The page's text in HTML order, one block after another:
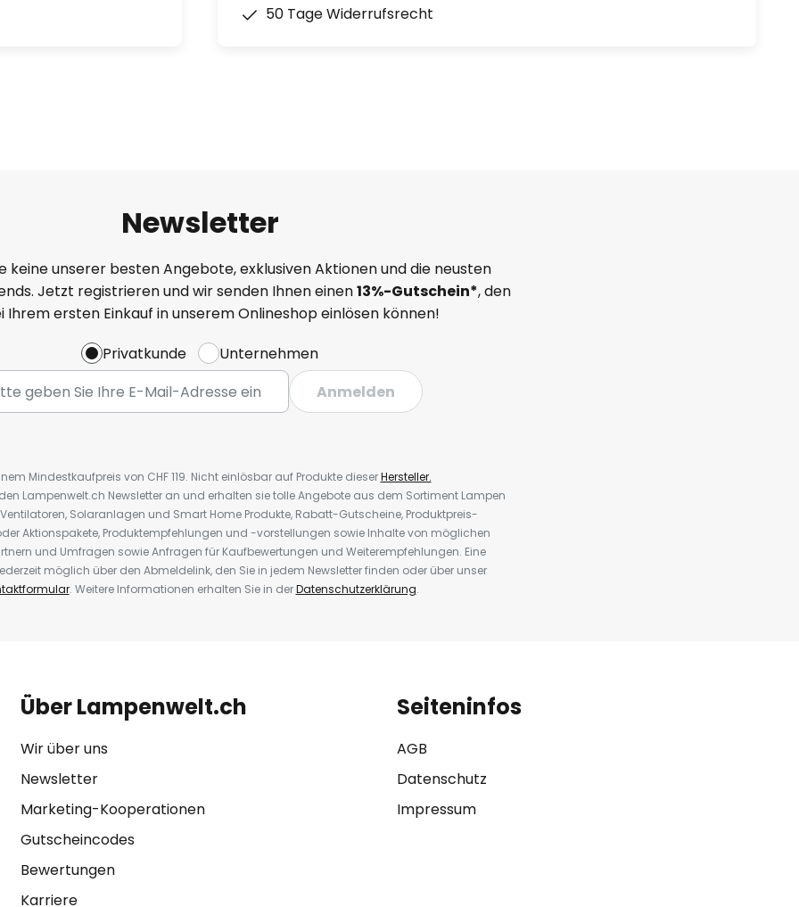
50 Tage Widerrufsrecht
Newsletter
keine unserer besten Angebote, exklusiven Aktionen und die neusten
Jetzt registrieren und wir senden Ihnen einen13%-Gutschein*, den
Ihrem ersten Einkauf in unserem Onlineshop einlösen können!
Privatkunde
Unternehmen
Anmelden
Mindestkaufpreis von CHF 119. Nicht einlösbar auf Produkte dieserHersteller.
Lampenwelt.ch Newsletter an und erhalten sie tolle Angebote aus dem Sortiment Lampen
Solaranlagen und Smart Home Produkte, Rabatt-Gutscheine, Produktpreis-
Aktionspakete, Produktempfehlungen und -vorstellungen sowie Inhalte von möglichen
und Umfragen sowie Anfragen für Kaufbewertungen und Weiterempfehlungen. Eine
möglich über den Abmeldelink, den Sie in jedem Newsletter finden oder über unser
. Weitere Informationen erhalten Sie in derDatenschutzerklärung.
Über Lampenwelt.ch
Wir über uns
Newsletter
Marketing-Kooperationen
Gutscheincodes
Bewertungen
Karriere
Seiteninfos
AGB
Datenschutz
Impressum